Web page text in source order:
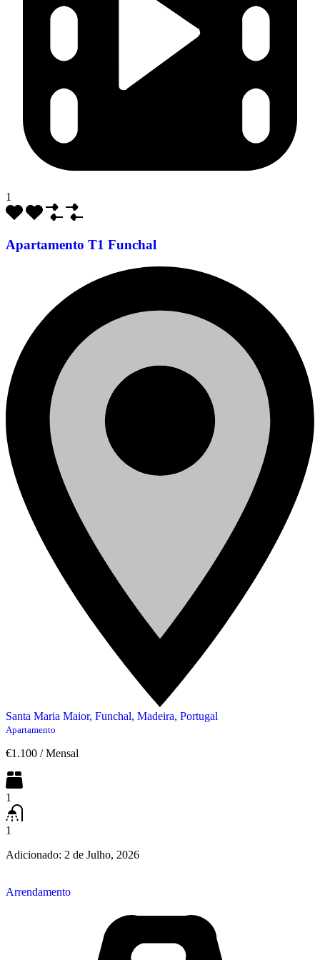
1
Apartamento T1 Funchal
Santa Maria Maior, Funchal, Madeira, Portugal
Apartamento
€1.100 / Mensal
1
1
Adicionado: 2 de Julho, 2026
Arrendamento